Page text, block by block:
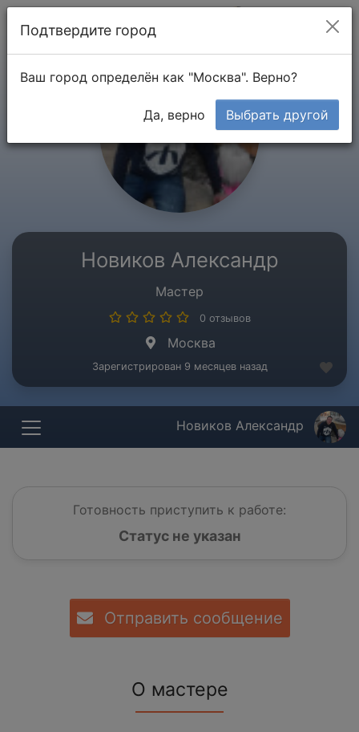
Новиков Александр
Мастер
0 отзывов
Москва
Зарегистрирован 9 месяцев назад
Новиков Александр
Готовность приступить к работе:
Статус не указан
Отправить сообщение
О мастере
Подтвердите город
Ваш город определён как "Москва". Верно?
Да, верно Выбрать другой